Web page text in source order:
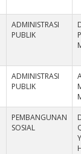
ADMINISTRASI
PUBLIK
ADMINISTRASI
PUBLIK
PEMBANGUNAN
SOSIAL